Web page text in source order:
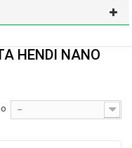
HENDI NANO
--